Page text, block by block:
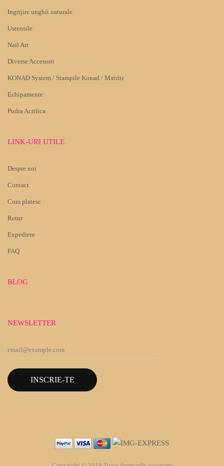
Ingrijire unghii naturale
Ustensile
Nail Art
Diverse Accesorii
KONAD System / Stampile Konad / Matrite
Echipamente
Pudra Acrilica
LINK-URI UTILE
Despre noi
Contact
Cum platesc
Retur
Expediere
FAQ
BLOG
NEWSLETTER
INSCRIE-TE